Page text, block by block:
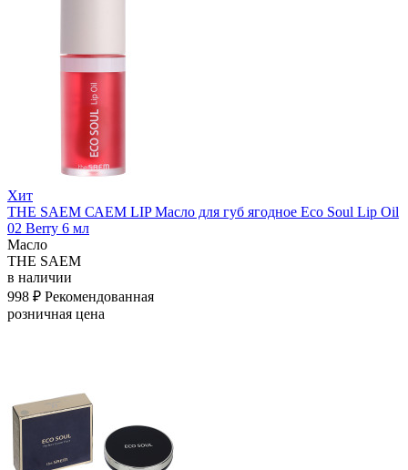
Хит
THE SAEM САЕМ LIP Масло для губ ягодное Eco Soul Lip Oil
02 Berry 6 мл
Масло
THE SAEM
в наличии
998 ₽ Рекомендованная
розничная цена